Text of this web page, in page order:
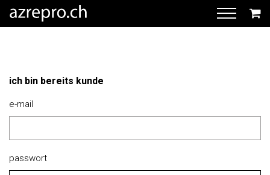
ich bin bereits kunde
e-mail
passwort